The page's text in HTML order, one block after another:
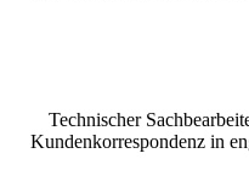
Technischer
Kundenkorrespondenz in